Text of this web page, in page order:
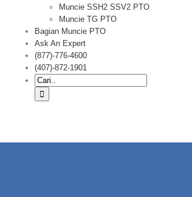
Muncie SSH2 SSV2 PTO
Muncie TG PTO
Bagian Muncie PTO
Ask An Expert
(877)-776-4600
(407)-872-1901
Pencarian
untuk: